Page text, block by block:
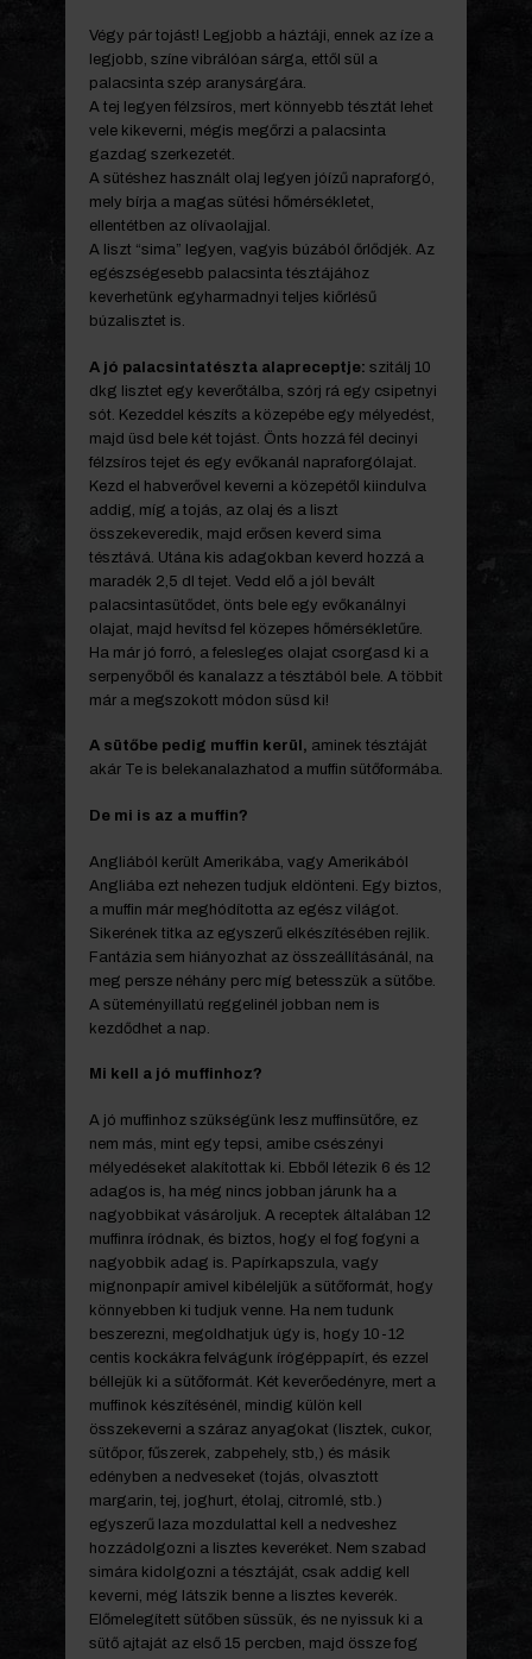
Végy pár tojást! Legjobb a háztáji, ennek az íze a
legjobb, színe vibrálóan sárga, ettől sül a
palacsinta szép aranysárgára.
A tej legyen félzsíros, mert könnyebb tésztát lehet
vele kikeverni, mégis megőrzi a palacsinta
gazdag szerkezetét.
A sütéshez használt olaj legyen jóízű napraforgó,
mely bírja a magas sütési hőmérsékletet,
ellentétben az olívaolajjal.
A liszt “sima” legyen, vagyis búzából őrlődjék. Az
egészségesebb palacsinta tésztájához
keverhetünk egyharmadnyi teljes kiőrlésű
búzalisztet is.
A jó palacsintatészta alapreceptje: szitálj 10
dkg lisztet egy keverőtálba, szórj rá egy csipetnyi
sót. Kezeddel készíts a közepébe egy mélyedést,
majd üsd bele két tojást. Önts hozzá fél decinyi
félzsíros tejet és egy evőkanál napraforgólajat.
Kezd el habverővel keverni a közepétől kiindulva
addig, míg a tojás, az olaj és a liszt
összekeveredik, majd erősen keverd sima
tésztává. Utána kis adagokban keverd hozzá a
maradék 2,5 dl tejet. Vedd elő a jól bevált
palacsintasütődet, önts bele egy evőkanálnyi
olajat, majd hevítsd fel közepes hőmérsékletűre.
Ha már jó forró, a felesleges olajat csorgasd ki a
serpenyőből és kanalazz a tésztából bele. A többit
már a megszokott módon süsd ki!
A sütőbe pedig muffin kerül, aminek tésztáját
akár Te is belekanalazhatod a muffin sütőformába.
De mi is az a muffin?
Angliából került Amerikába, vagy Amerikából
Angliába ezt nehezen tudjuk eldönteni. Egy biztos,
a muffin már meghódította az egész világot.
Sikerének titka az egyszerű elkészítésében rejlik.
Fantázia sem hiányozhat az összeállításánál, na
meg persze néhány perc míg betesszük a sütőbe.
A süteményillatú reggelinél jobban nem is
kezdődhet a nap.
Mi kell a jó muffinhoz?
A jó muffinhoz szükségünk lesz muffinsütőre, ez
nem más, mint egy tepsi, amibe csészényi
mélyedéseket alakítottak ki. Ebből létezik 6 és 12
adagos is, ha még nincs jobban járunk ha a
nagyobbikat vásároljuk. A receptek általában 12
muffinra íródnak, és biztos, hogy el fog fogyni a
nagyobbik adag is. Papírkapszula, vagy
mignonpapír amivel kibéleljük a sütőformát, hogy
könnyebben ki tudjuk venne. Ha nem tudunk
beszerezni, megoldhatjuk úgy is, hogy 10-12
centis kockákra felvágunk írógéppapírt, és ezzel
béllejük ki a sütőformát. Két keverőedényre, mert a
muffinok készítésénél, mindig külön kell
összekeverni a száraz anyagokat (lisztek, cukor,
sütőpor, fűszerek, zabpehely, stb,) és másik
edényben a nedveseket (tojás, olvasztott
margarin, tej, joghurt, étolaj, citromlé, stb.)
egyszerű laza mozdulattal kell a nedveshez
hozzádolgozni a lisztes keveréket. Nem szabad
simára kidolgozni a tésztáját, csak addig kell
keverni, még látszik benne a lisztes keverék.
Előmelegített sütőben süssük, és ne nyissuk ki a
sütő ajtaját az első 15 percben, majd össze fog